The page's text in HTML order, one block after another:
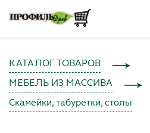
КАТАЛОГ ТОВАРОВ
МЕБЕЛЬ ИЗ МАССИВА
Скамейки, табуретки, столы